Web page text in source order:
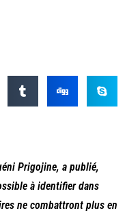
Prigojine, a publié,
à identifier dans
ne combattront plus en